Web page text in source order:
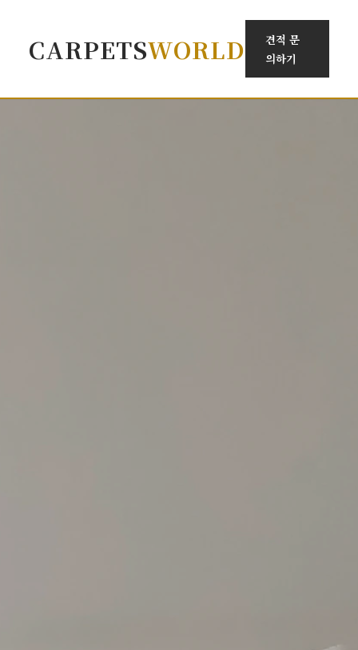
CARPETSWORLD
견적 문
의하기